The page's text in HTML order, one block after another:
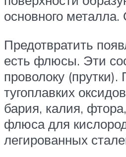
основного металла.
Предотвратить
есть флюсы. Эти
проволоку
тугоплавких
бария, калия,
флюса для
легированных